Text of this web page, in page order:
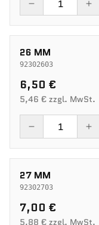
26 MM
92302603
6,50 €
5,46 € zzgl. MwSt.
27 MM
92302703
7,00 €
5,88 € zzgl. MwSt.